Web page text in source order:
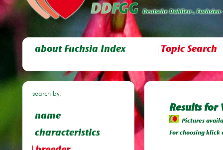
about Fuchsia Index Topic Search
search by:
name
characteristics
Results for
Pictures
For choosing klick